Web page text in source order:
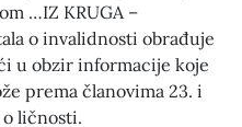
…IZ KRUGA –
o invalidnosti obrađuje
u obzir informacije koje
prema članovima 23. i
o ličnosti.